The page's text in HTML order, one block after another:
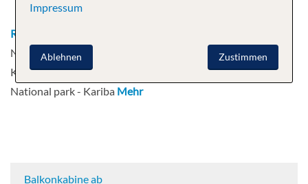
Route
National Park - Impalila Island - Kasane -
Kariba - Gache - Kariba - Matusadona
National park - Kariba Mehr
Balkonkabine ab
Impressum
Zustimmen
Ablehnen